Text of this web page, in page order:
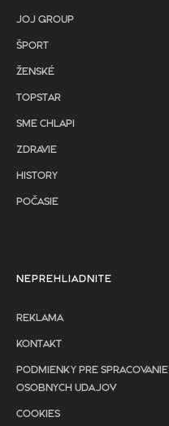
JOJ GROUP
ŠPORT
ŽENSKÉ
TOPSTAR
SME CHLAPI
ZDRAVIE
HISTORY
POČASIE
NEPREHLIADNITE
REKLAMA
KONTAKT
PODMIENKY PRE SPRACOVANIE
OSOBNYCH UDAJOV
COOKIES